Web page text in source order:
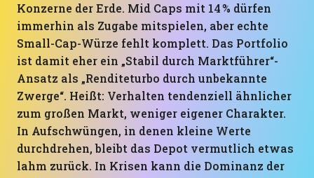
Konzerne der Erde. Mid Caps mit 14 % dürfen
immerhin als Zugabe mitspielen, aber echte
Small-Cap-Würze fehlt komplett. Das Portfolio
ist damit eher ein „Stabil durch Marktführer“-
Ansatz als „Renditeturbo durch unbekannte
Zwerge“. Heißt: Verhalten tendenziell ähnlicher
zum großen Markt, weniger eigener Charakter.
In Aufschwüngen, in denen kleine Werte
durchdrehen, bleibt das Depot vermutlich etwas
lahm zurück. In Krisen kann die Dominanz der